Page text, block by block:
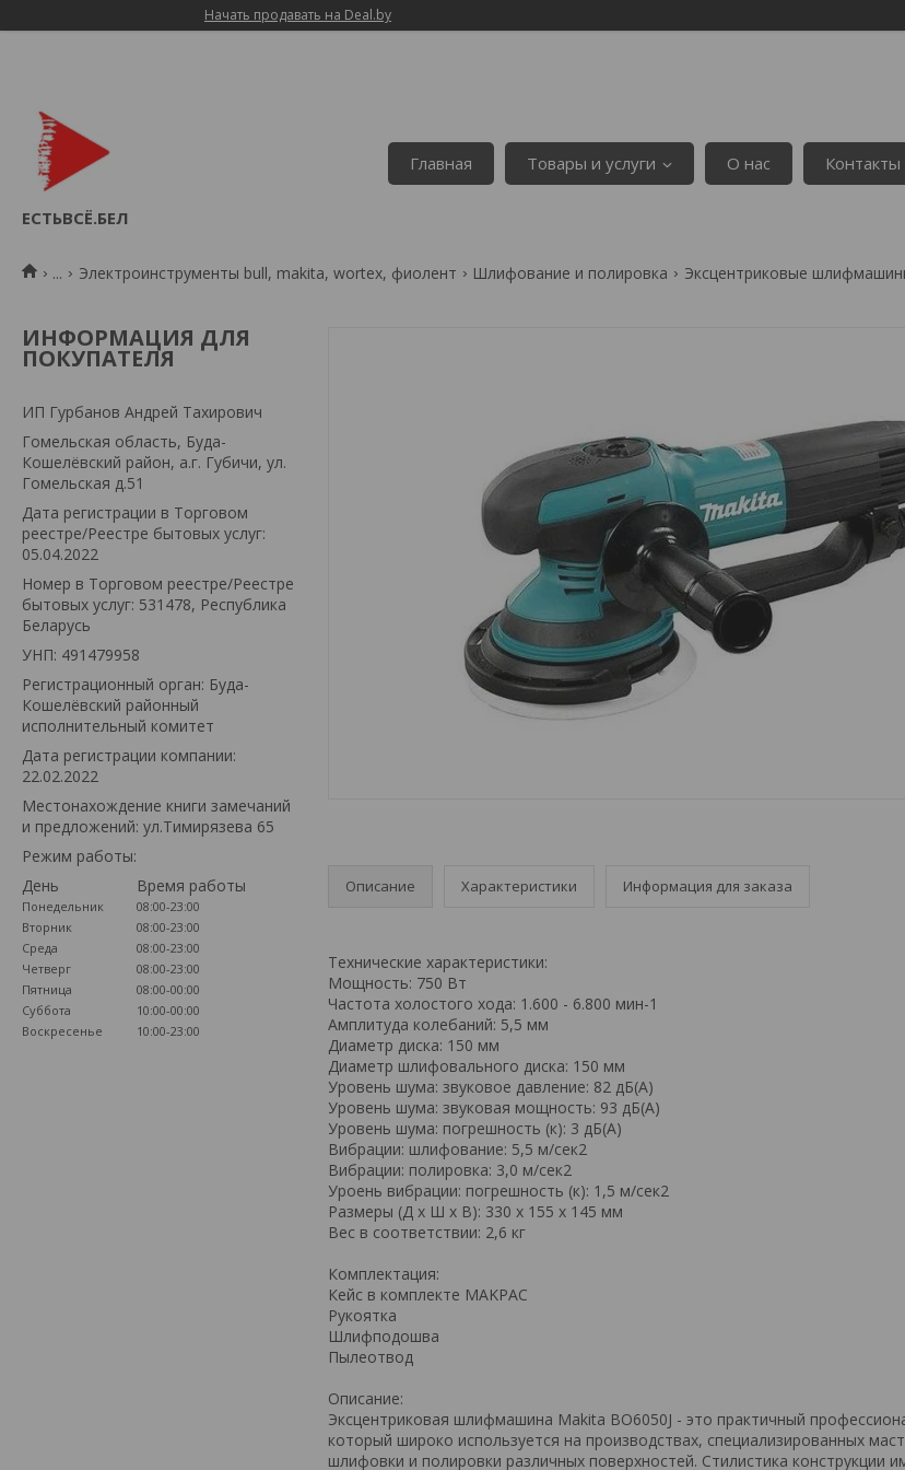
Начать продавать на Deal.by
ЕСТЬВСЁ.БЕЛ
Главная Товары и услуги О нас Контакты
... Электроинструменты bull, makita, wortex, фиолент Шлифование и полировка Эксцентриковые
ИНФОРМАЦИЯ ДЛЯ
ПОКУПАТЕЛЯ
ИП Гурбанов Андрей Тахирович
Гомельская область, Буда-
Кошелёвский район, а.г. Губичи, ул.
Гомельская д.51
Дата регистрации в Торговом
реестре/Реестре бытовых услуг:
05.04.2022
Номер в Торговом реестре/Реестре
бытовых услуг: 531478, Республика
Беларусь
УНП: 491479958
Регистрационный орган: Буда-
Кошелёвский районный
исполнительный комитет
Дата регистрации компании:
22.02.2022
Местонахождение книги замечаний
и предложений: ул.Тимирязева 65
Режим работы:
День
Время работы
Понедельник
08:00-23:00
Вторник
08:00-23:00
Среда
08:00-23:00
Четверг
08:00-23:00
Пятница
08:00-00:00
Суббота
10:00-00:00
Воскресенье
10:00-23:00
Описание Характеристики Информация для заказа
Технические характеристики:
Мощность: 750 Вт
Частота холостого хода: 1.600 - 6.800 мин-1
Амплитуда колебаний: 5,5 мм
Диаметр диска: 150 мм
Диаметр шлифовального диска: 150 мм
Уровень шума: звуковое давление: 82 дБ(А)
Уровень шума: звуковая мощность: 93 дБ(А)
Уровень шума: погрешность (к): 3 дБ(А)
Вибрации: шлифование: 5,5 м/сек2
Вибрации: полировка: 3,0 м/сек2
Уроень вибрации: погрешность (к): 1,5 м/сек2
Размеры (Д х Ш х В): 330 x 155 x 145 мм
Вес в соответствии: 2,6 кг
Комплектация:
Кейс в комплекте MAKPAC
Рукоятка
Шлифподошва
Пылеотвод
Описание:
Эксцентриковая шлифмашина Makita BO6050J - это практичный
который широко используется на производствах, специализированных
шлифовки и полировки различных поверхностей. Стилистика конструкции